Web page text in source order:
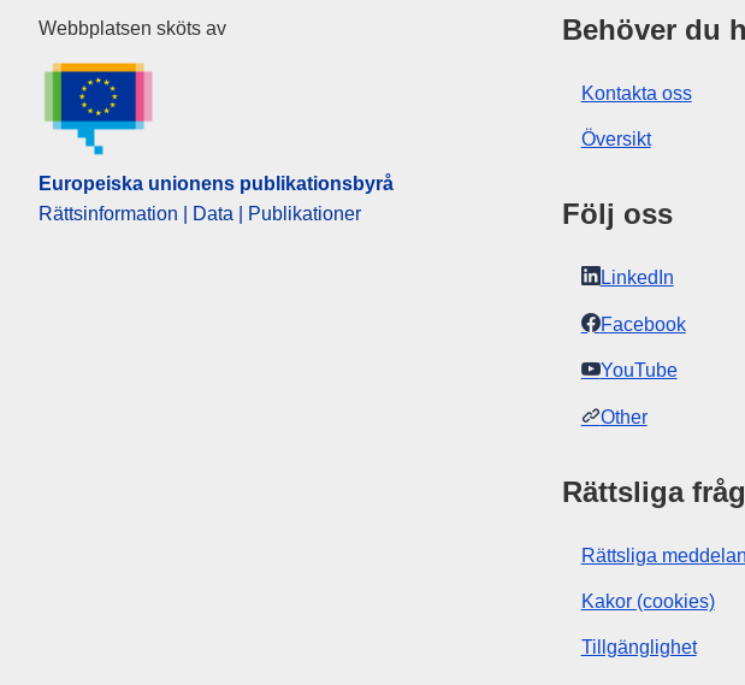
Europeiska unionens publikationsbyrå
Webbplatsen sköts av
Europeiska unionens publikationsbyrå
Rättsinformation | Data | Publikationer
Behöver du
Kontakta oss
Översikt
Följ oss
LinkedIn
Facebook
YouTube
Other
Rättsliga
Rättsliga
Kakor (cookies)
Tillgänglighet